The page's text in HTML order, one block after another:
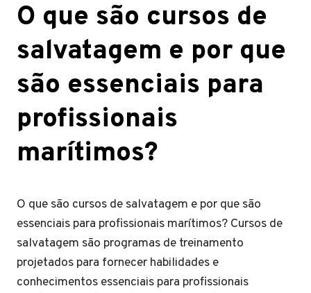
O que são cursos de
salvatagem e por que
são essenciais para
profissionais
marítimos?
O que são cursos de salvatagem e por que são
essenciais para profissionais marítimos? Cursos de
salvatagem são programas de treinamento
projetados para fornecer habilidades e
conhecimentos essenciais para profissionais